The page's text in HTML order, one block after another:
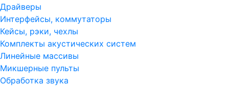
Драйверы
Интерфейсы, коммутаторы
Кейсы, рэки, чехлы
Комплекты акустических систем
Линейные массивы
Микшерные пульты
Обработка звука